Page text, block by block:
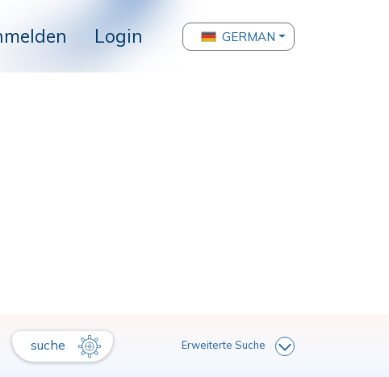
Login GERMAN
suche Erweiterte Suche